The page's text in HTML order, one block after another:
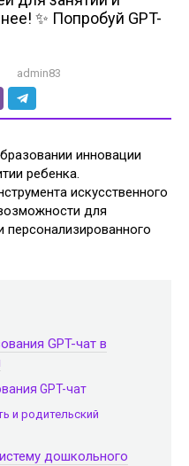
✨ Попробуй GPT-
admin83
инновации
ребенка.
искусственного
для
персонализированного
GPT-чат в
GPT-чат
и родительский
дошкольного